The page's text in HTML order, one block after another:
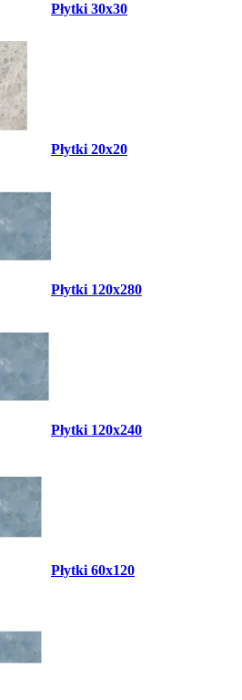
Płytki 30x30
Płytki 20x20
Płytki 120x280
Płytki 120x240
Płytki 60x120